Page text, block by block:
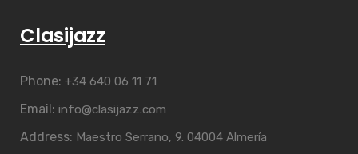
Clasijazz
Phone: +34 640 06 11 71
Email: info@clasijazz.com
Address: Maestro Serrano, 9. 04004 Almería